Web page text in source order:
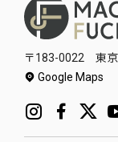
〒183-0022 東
Google Maps